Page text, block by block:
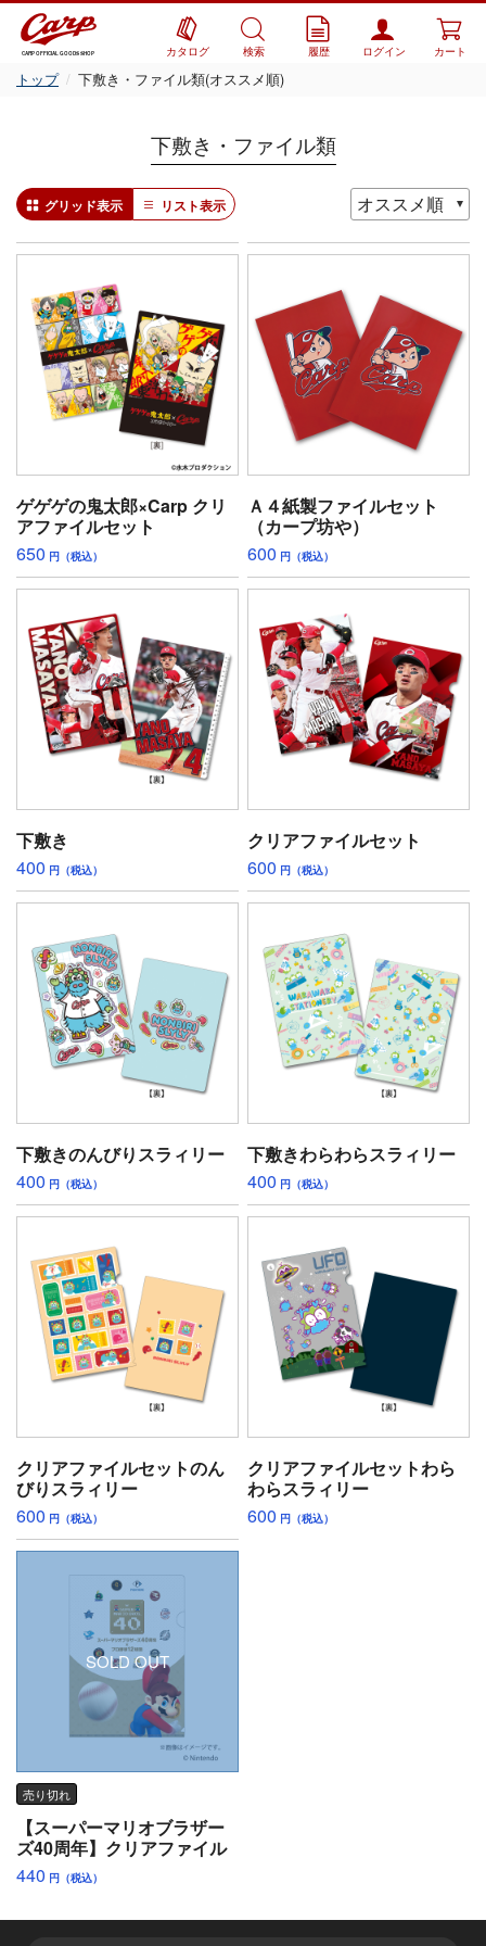
CARP OFFICIAL GOODS SHOP カタログ 検索 履歴 ログイン カート
トップ 下敷き・ファイル類(オススメ順)
下敷き・ファイル類
グリッド表示 リスト表示
ゲゲゲの鬼太郎×Carp クリ
アファイルセット
650 円（税込）
Ａ４紙製ファイルセット
（カープ坊や）
600 円（税込）
下敷き
400 円（税込）
クリアファイルセット
600 円（税込）
下敷きのんびりスラィリー
400 円（税込）
下敷きわらわらスラィリー
400 円（税込）
クリアファイルセットのん
びりスラィリー
600 円（税込）
クリアファイルセットわら
わらスラィリー
600 円（税込）
SOLD OUT
売り切れ
【スーパーマリオブラザー
ズ40周年】クリアファイル
440 円（税込）